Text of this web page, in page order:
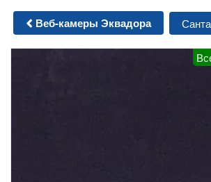
Веб-камеры Эквадора